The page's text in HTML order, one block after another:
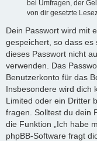
bei Umfragen, der
von dir gesetzte
Dein Passwort wird mit
gespeichert, so dass es
dieses Passwort nicht
verwenden. Das
Benutzerkonto für das
Insbesondere wird dich
Limited oder ein Dritter
fragen. Solltest du dein
die Funktion „Ich habe
phpBB-Software fragt